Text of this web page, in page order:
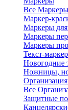
Все Маркеры
Маркер-
Маркеры для
Маркеры
Маркеры
Текст-
Новогодние
Ножницы,
Организация
Все
Защитные